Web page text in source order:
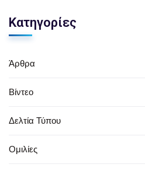
Κατηγορίες
Άρθρα
Βίντεο
Δελτία Τύπου
Ομιλίες